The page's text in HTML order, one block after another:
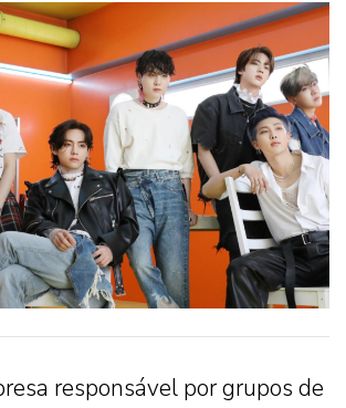
responsável por grupos de